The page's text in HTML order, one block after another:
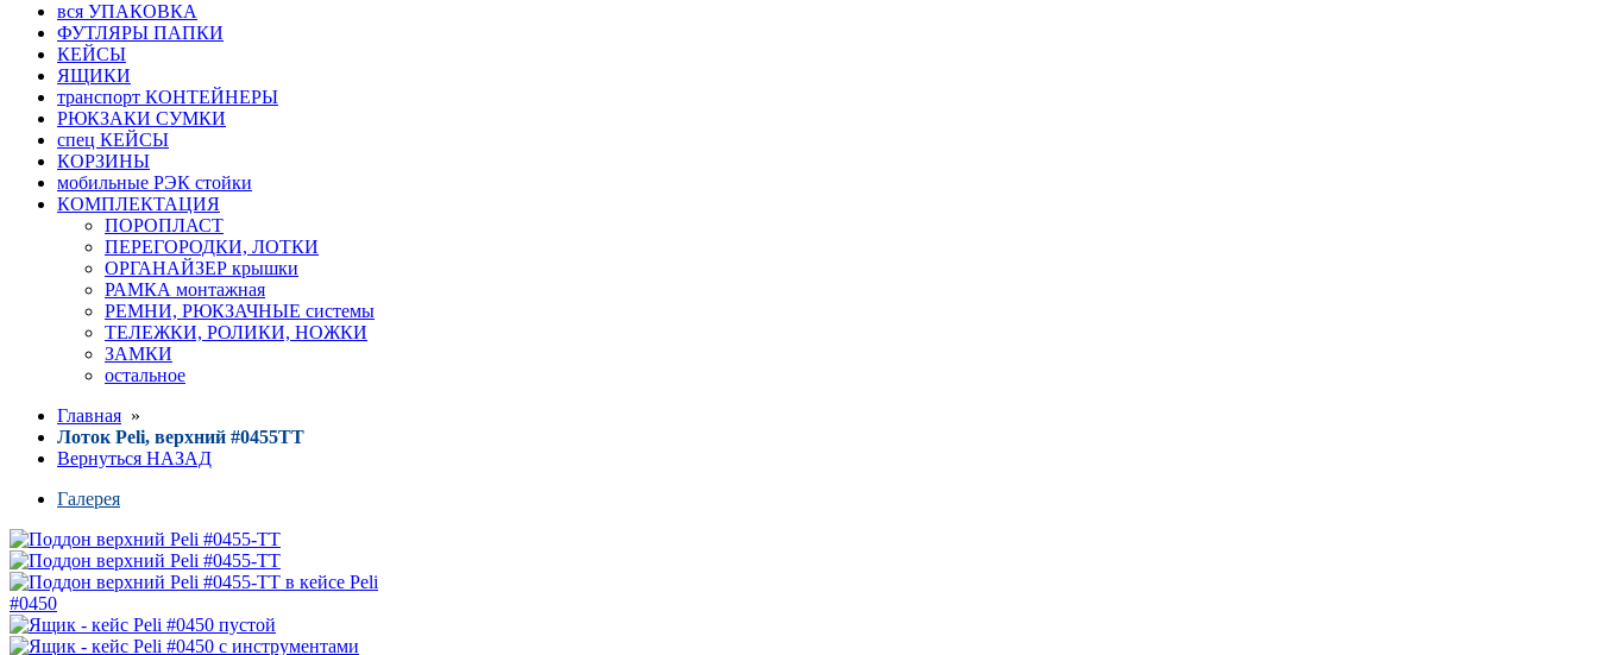
вся УПАКОВКА
ФУТЛЯРЫ ПАПКИ
КЕЙСЫ
ЯЩИКИ
транспорт КОНТЕЙНЕРЫ
РЮКЗАКИ СУМКИ
спец КЕЙСЫ
КОРЗИНЫ
мобильные РЭК стойки
КОМПЛЕКТАЦИЯ
ПОРОПЛАСТ
ПЕРЕГОРОДКИ, ЛОТКИ
ОРГАНАЙЗЕР крышки
РАМКА монтажная
РЕМНИ, РЮКЗАЧНЫЕ системы
ТЕЛЕЖКИ, РОЛИКИ, НОЖКИ
ЗАМКИ
остальное
Главная »
Лоток Peli, верхний #0455TT
Вернуться НАЗАД
Галерея